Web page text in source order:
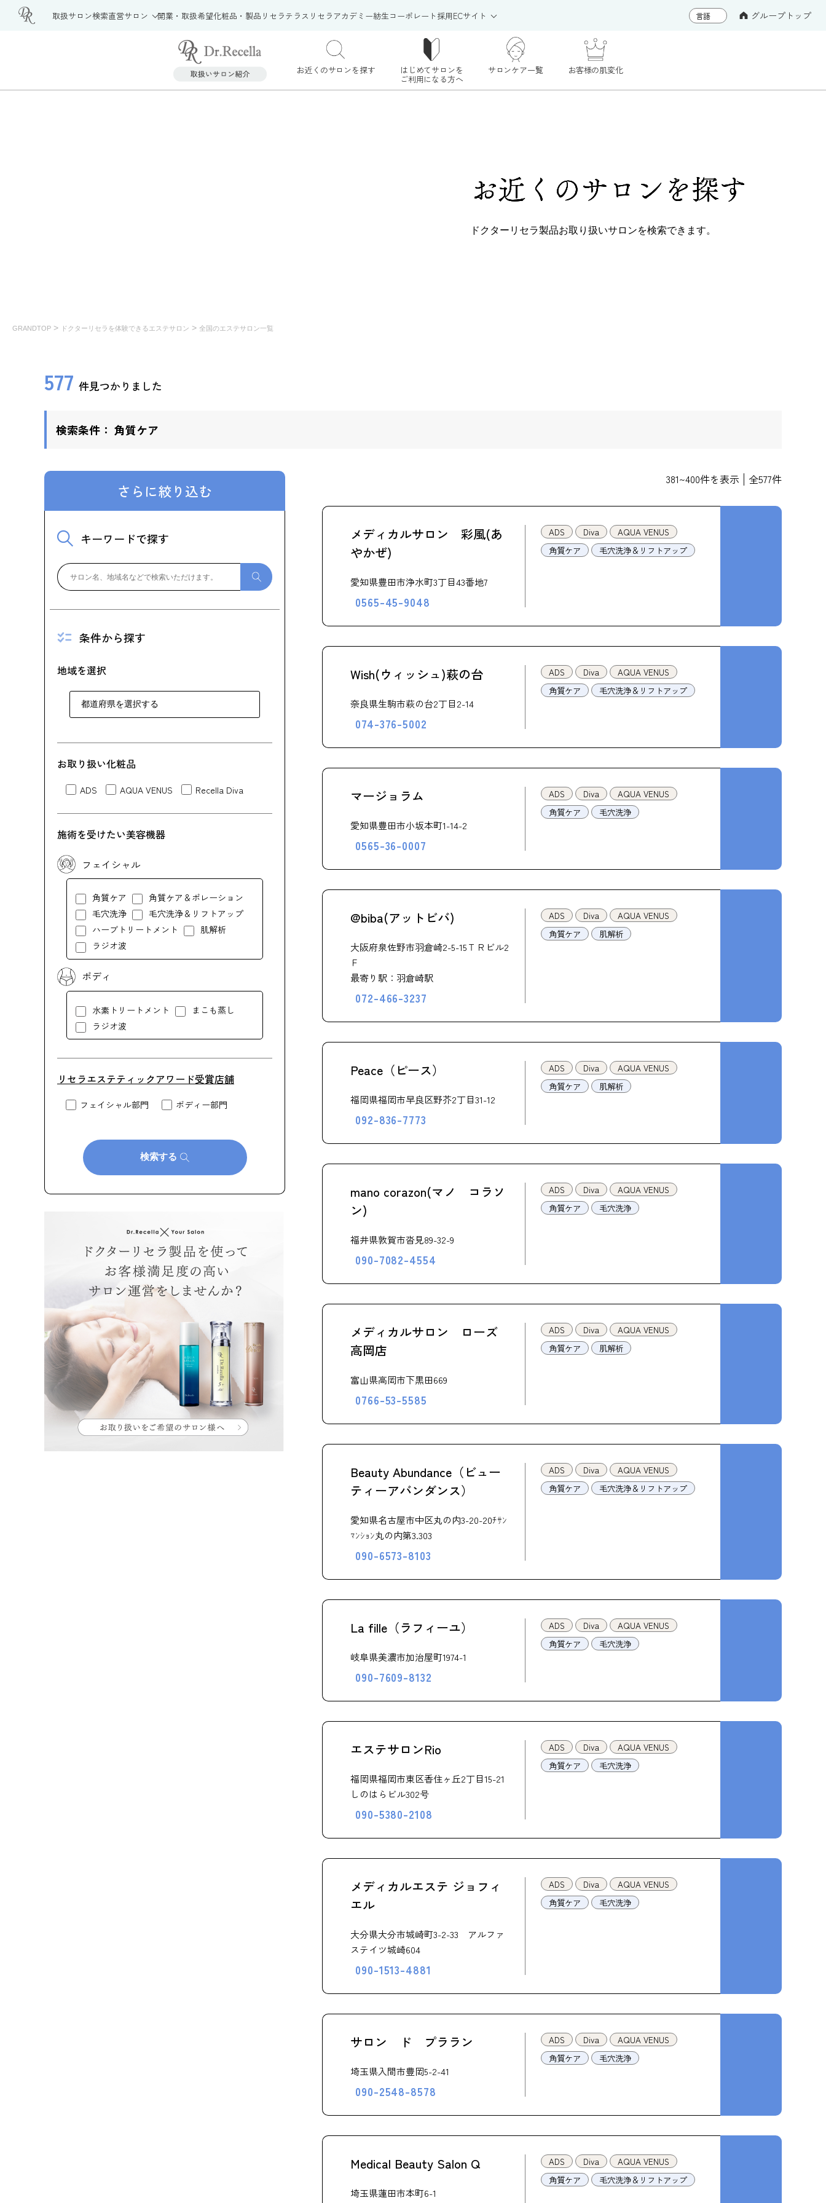
取扱サロン検索直営サロン 開業・取扱希望化粧品・製品 リセラテラス リセラアカデミー紡生コーポレート採用ECサイト グループトップ
お近くのサロンを探す はじめてサロンを
ご利用になる方へ
サロンケア一覧 お客様の肌変化
お近くの サロンを探す
ドクターリセラ製品お取り扱いサロンを検索できます。
GRANDTOP > ドクターリセラを体験できるエステサロン > 全国のエステサロン一覧
577 件見つかりました
検索条件： 角質ケア
さらに絞り込む
キーワードで探す
条件から探す
地域を選択
お取り扱い化粧品
ADS AQUA VENUS Recella Diva
施術を受けたい美容機器
フェイシャル
角質ケア
角質ケア＆ポレーション
毛穴洗浄
毛穴洗浄＆リフトアップ
ハーブトリートメント
肌解析
ラジオ波
ボディ
水素トリートメント
まこも蒸し
ラジオ波
リセラエステティックアワード受賞店舗
フェイシャル部門 ボディー部門
検索する
381~400件を表示 全577件
メディカルサロン 彩風(あ
やかぜ)
愛知県豊田市浄水町3丁目43番地7
0565-45-9048
ADS Diva
AQUA VENUS
角質ケア
毛穴洗浄＆リフトアップ
Wish(ウィッシュ)萩の台
奈良県生駒市萩の台2丁目2-14
074-376-5002
ADS Diva
AQUA VENUS
角質ケア
毛穴洗浄＆リフトアップ
マージョラム
愛知県豊田市小坂本町1-14-2
0565-36-0007
ADS Diva
AQUA VENUS
角質ケア
毛穴洗浄
@biba(アットビバ)
大阪府泉佐野市羽倉崎2-5-15ＴＲビル2
Ｆ
最寄り駅：羽倉崎駅
072-466-3237
ADS Diva
AQUA VENUS
角質ケア
肌解析
Peace（ピース）
福岡県福岡市早良区野芥2丁目31-12
092-836-7773
ADS Diva
AQUA VENUS
角質ケア
肌解析
mano corazon(マノ コラソ
ン)
福井県敦賀市沓見89-32-9
090-7082-4554
ADS Diva
AQUA VENUS
角質ケア
毛穴洗浄
メディカルサロン ローズ
高岡店
富山県高岡市下黒田669
0766-53-5585
ADS Diva
AQUA VENUS
角質ケア
肌解析
Beauty Abundance（ビュー
ティーアバンダンス）
愛知県名古屋市中区丸の内3-20-20ﾁｻﾝ
ﾏﾝｼｮﾝ丸の内第3.303
090-6573-8103
ADS Diva
AQUA VENUS
角質ケア
毛穴洗浄＆リフトアップ
La fille（ラフィーユ）
岐阜県美濃市加治屋町1974-1
090-7609-8132
ADS Diva
AQUA VENUS
角質ケア
毛穴洗浄
エステサロンRio
福岡県福岡市東区香住ヶ丘2丁目15-21
しのはらビル302号
090-5380-2108
ADS Diva
AQUA VENUS
角質ケア
毛穴洗浄
メディカルエステ ジョフィ
エル
大分県大分市城崎町3-2-33 アルファ
ステイツ城崎604
090-1513-4881
ADS Diva
AQUA VENUS
角質ケア
毛穴洗浄
サロン ド プララン
埼玉県入間市豊岡5-2-41
090-2548-8578
ADS Diva
AQUA VENUS
角質ケア
毛穴洗浄
Medical Beauty Salon Q
埼玉県蓮田市本町6-1
ADS Diva
AQUA VENUS
角質ケア
毛穴洗浄＆リフトアップ